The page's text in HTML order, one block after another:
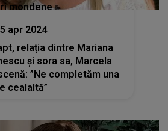
mondene
apr 2024
relația dintre Mariana
și sora sa, Marcela
”Ne completăm una
cealaltă”